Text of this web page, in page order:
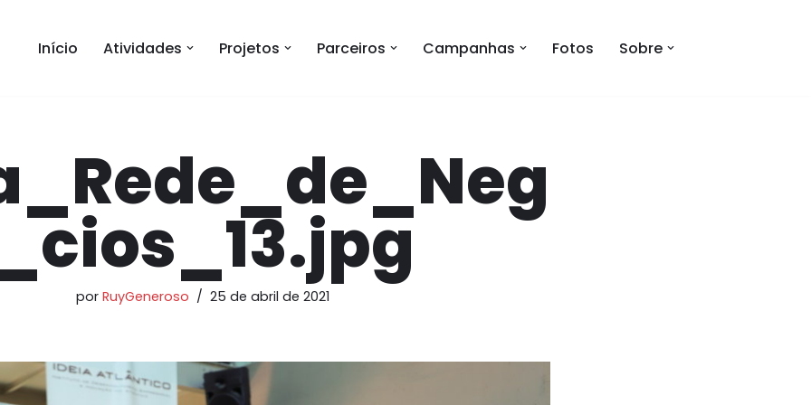
Início Atividades Projetos Parceiros Campanhas Fotos Sobre
por RuyGeneroso 25 de abril de 2021